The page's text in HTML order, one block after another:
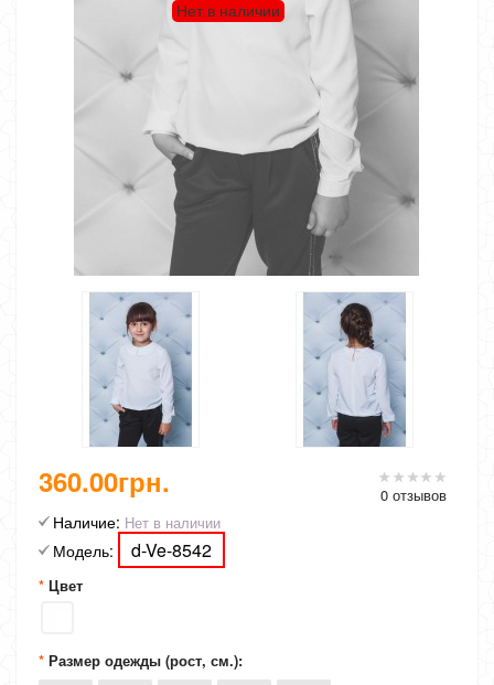
Нет в наличии
0 отзывов
360.00грн.
Наличие: Нет в наличии
Модель: d-Ve-8542
Цвет
Размер одежды (рост, см.):